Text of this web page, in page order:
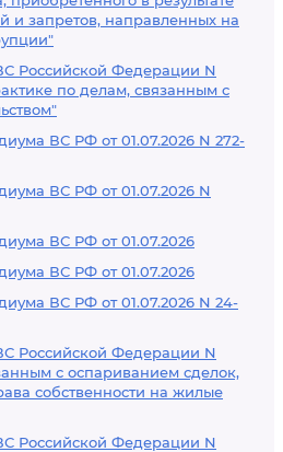
и запретов, направленных на
Российской Федерации N
по делам, связанным с
ВС РФ от 01.07.2026 N 272-
ВС РФ от 01.07.2026 N
ВС РФ от 01.07.2026
ВС РФ от 01.07.2026
ВС РФ от 01.07.2026 N 24-
Российской Федерации N
с оспариванием сделок,
собственности на жилые
Российской Федерации N